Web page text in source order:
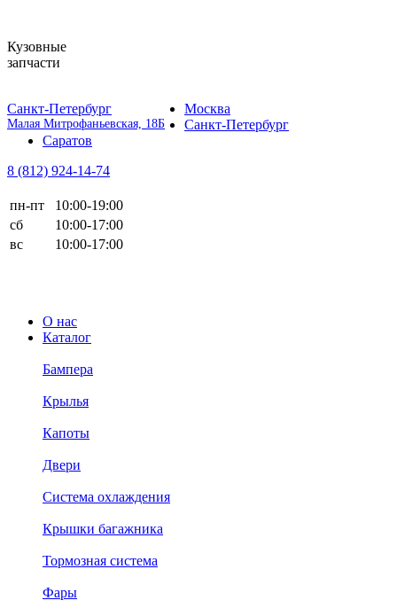
Кузовные
запчасти
Санкт-Петербург
Малая Митрофаньевская, 18Б
Москва
Санкт-Петербург
Саратов
8 (812) 924-14-74
пн-пт
10:00-19:00
сб
10:00-17:00
вс
10:00-17:00
О нас
Каталог
Бампера
Крылья
Капоты
Двери
Система охлаждения
Крышки багажника
Тормозная система
Фары